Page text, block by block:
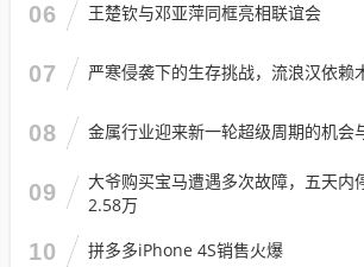
06 王楚钦与邓亚萍同框亮相联谊会
07 严寒侵袭下的生存挑战，流浪汉依赖
08 金属行业迎来新一轮超级周期的机会
09
大爷购买宝马遭遇多次故障，五天内
2.58万
10 拼多多iPhone 4S销售火爆